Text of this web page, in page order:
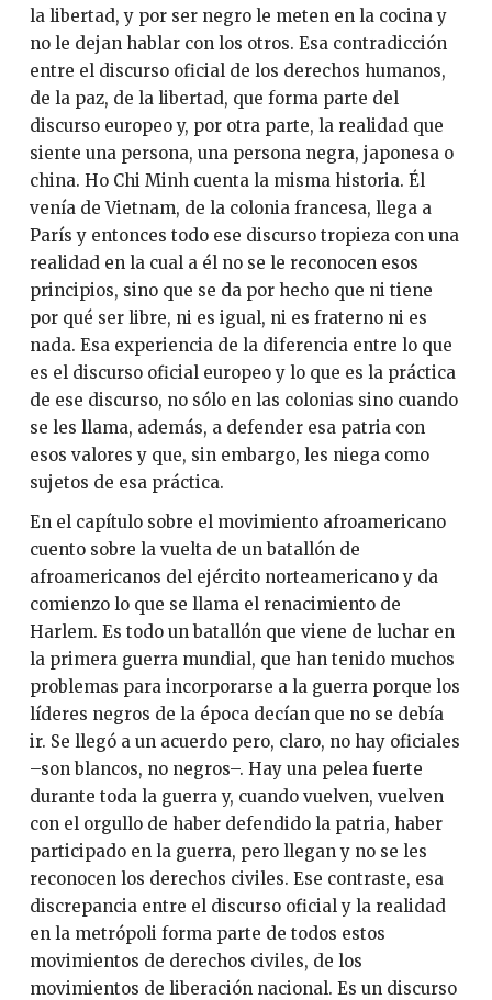
la libertad, y por ser negro le meten en la cocina y
no le dejan hablar con los otros. Esa contradicción
entre el discurso oficial de los derechos humanos,
de la paz, de la libertad, que forma parte del
discurso europeo y, por otra parte, la realidad que
siente una persona, una persona negra, japonesa o
china. Ho Chi Minh cuenta la misma historia. Él
venía de Vietnam, de la colonia francesa, llega a
París y entonces todo ese discurso tropieza con una
realidad en la cual a él no se le reconocen esos
principios, sino que se da por hecho que ni tiene
por qué ser libre, ni es igual, ni es fraterno ni es
nada. Esa experiencia de la diferencia entre lo que
es el discurso oficial europeo y lo que es la práctica
de ese discurso, no sólo en las colonias sino cuando
se les llama, además, a defender esa patria con
esos valores y que, sin embargo, les niega como
sujetos de esa práctica.
En el capítulo sobre el movimiento afroamericano
cuento sobre la vuelta de un batallón de
afroamericanos del ejército norteamericano y da
comienzo lo que se llama el renacimiento de
Harlem. Es todo un batallón que viene de luchar en
la primera guerra mundial, que han tenido muchos
problemas para incorporarse a la guerra porque los
líderes negros de la época decían que no se debía
ir. Se llegó a un acuerdo pero, claro, no hay oficiales
–son blancos, no negros–. Hay una pelea fuerte
durante toda la guerra y, cuando vuelven, vuelven
con el orgullo de haber defendido la patria, haber
participado en la guerra, pero llegan y no se les
reconocen los derechos civiles. Ese contraste, esa
discrepancia entre el discurso oficial y la realidad
en la metrópoli forma parte de todos estos
movimientos de derechos civiles, de los
movimientos de liberación nacional. Es un discurso